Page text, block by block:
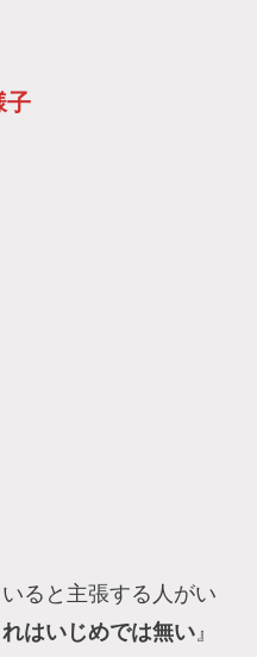
子
ると主張する人がい
れはいじめでは無い』